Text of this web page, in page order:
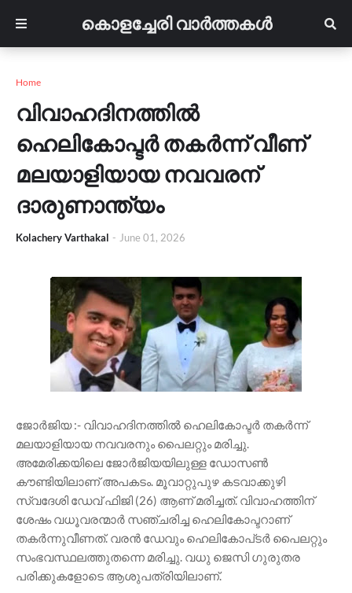
കൊളച്ചേരി വാർത്തകൾ
Home
വിവാഹദിനത്തിൽ
ഹെലികോപ്ടർ തകർന്ന് വീണ്
മലയാളിയായ നവവരന്
ദാരുണാന്ത്യം
Kolachery Varthakal - June 01, 2026
ജോർജിയ :- വിവാഹദിനത്തിൽ ഹെലികോപ്ടർ തകർന്ന്
മലയാളിയായ നവവരനും പൈലറ്റും മരിച്ചു.
അമേരിക്കയിലെ ജോർജിയയിലുള്ള ഡോസൺ
കൗണ്ടിയിലാണ് അപകടം. മൂവാറ്റുപുഴ കടവാക്കുഴി
സ്വദേശി ഡേവ് ഫിജി (26) ആണ് മരിച്ചത്. വിവാഹത്തിന്
ശേഷം വധൂവരന്മാർ സഞ്ചരിച്ച ഹെലികോപ്ടറാണ്
തകർന്നുവീണത്. വരൻ ഡേവും ഹെലികോപ്‌ടർ പൈലറ്റും
സംഭവസ്ഥലത്തുതന്നെ മരിച്ചു. വധു ജെസ‌ി ഗുരുതര
പരിക്കുകളോടെ ആശുപത്രിയിലാണ്.